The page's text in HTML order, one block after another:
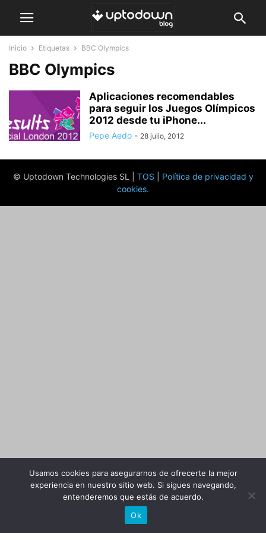
Inicio Etiquetas BBC Olympics
BBC Olympics
Aplicaciones recomendables
para seguir los Juegos Olímpicos
2012 desde tu iPhone...
Pepe Aedo - 28 julio, 2012
© Uptodown Technologies SL | TOS
Política de privacidad y
cookies.
Usamos cookies para asegurarnos de ofrecerte la mejor
experiencia en nuestro sitio web. Si sigues navegando,
entenderemos que estás de acuerdo.
Ok